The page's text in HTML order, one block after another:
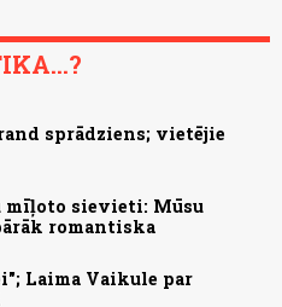
sprādziens; vietējie
mīļoto sievieti: Mūsu
romantiska
Laima Vaikule par